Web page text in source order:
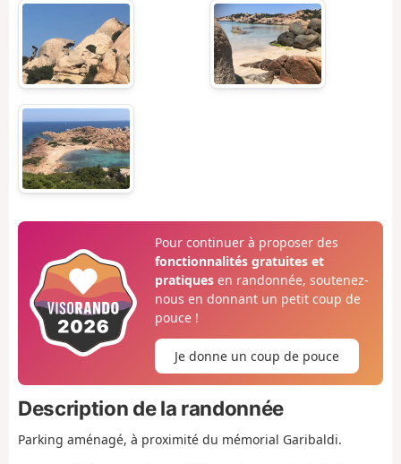
Pour continuer à proposer des
fonctionnalités gratuites et
pratiquesen randonnée, soutenez-
nous en donnant un petit coup de
pouce !
Je donne un coup de pouce
Description de la randonnée
Parking aménagé, à proximité du mémorial Garibaldi.